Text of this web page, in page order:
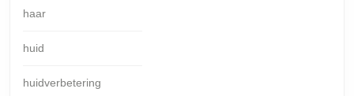
haar
huid
huidverbetering